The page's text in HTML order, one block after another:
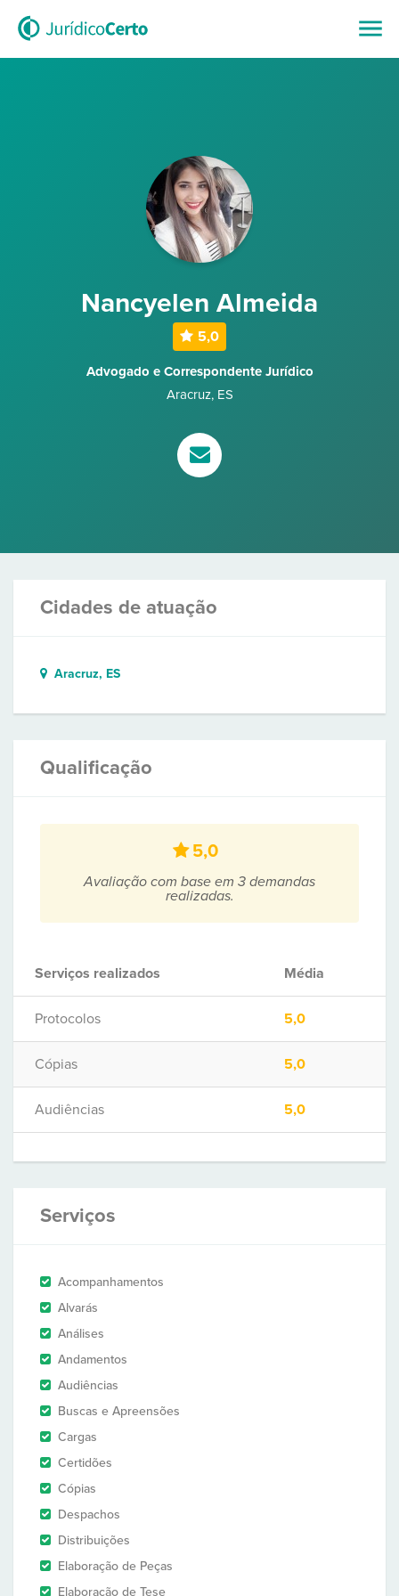
Nancyelen Almeida
5,0
Advogado e Correspondente Jurídico
Aracruz, ES
Cidades de atuação
Aracruz, ES
Qualificação
5,0
Avaliação com base em 3 demandas
realizadas.
Serviços realizados Média
Protocolos 5,0
Cópias 5,0
Audiências 5,0
Serviços
Acompanhamentos
Alvarás
Análises
Andamentos
Audiências
Buscas e Apreensões
Cargas
Certidões
Cópias
Despachos
Distribuições
Elaboração de Peças
Elaboração de Tese